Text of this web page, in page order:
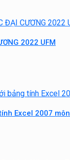
2022 UFM
Excel 2007